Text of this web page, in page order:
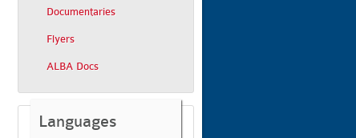
Documentaries
Flyers
ALBA Docs
Languages